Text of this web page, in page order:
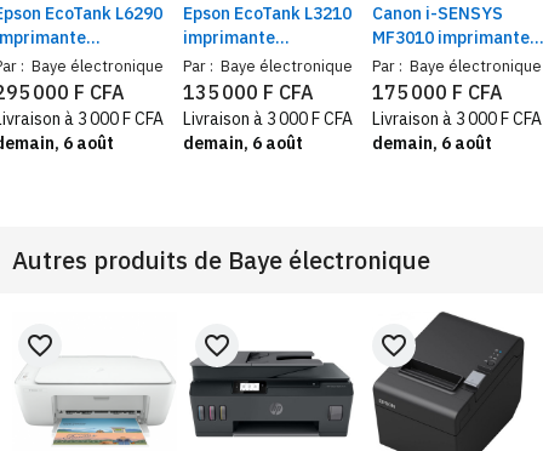
EcoTank L6290
couleur
verso auto | Wi-
impression, scan et
bac 250 feuilles
: Baye électronique
000 F CFA
à 3 000 F CFA
6 août
Epson EcoTank L3210
imprimante
multifonction couleur
– Impression, copie,
scan, USB, bac 100
feuilles, recto/verso
Par : Baye électronique
135 000 F CFA
Livraison à 3 000 F CFA
demain, 6 août
Canon i-SENSYS
MF3010 imprimante
laser USB noir et
blanc – Impression,
scan couleur, copie,
bac 150 feuilles,
recto-verso manuel
Par : Baye électronique
175 000 F CFA
Livraison à 3 000 F CFA
demain, 6 août
Autres produits de Baye électronique
favorite_border favorite_border favorite_border